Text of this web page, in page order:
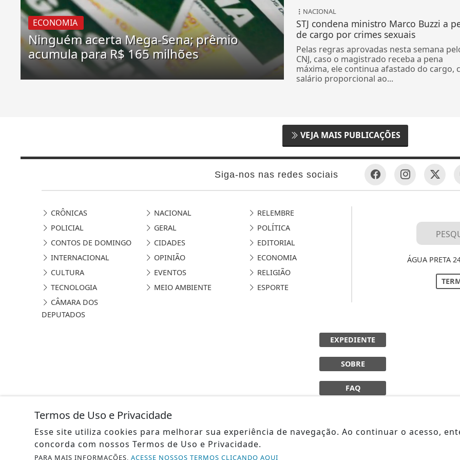
ECONOMIA
Ninguém acerta Mega-Sena; prêmio
acumula para R$ 165 milhões
NACIONAL
STJ condena ministro Marco Buzzi a
de cargo por crimes sexuais
Pelas regras aprovadas nesta semana
CNJ, caso o magistrado receba a pena
máxima, ele continua afastado do cargo,
salário proporcional ao...
VEJA MAIS PUBLICAÇÕES
Siga-nos nas redes sociais
CRÔNICAS NACIONAL
RELEMBRE
POLICIAL
GERAL
POLÍTICA
CONTOS DE DOMINGO
CIDADES
EDITORIAL
INTERNACIONAL
OPINIÃO
ECONOMIA
CULTURA
EVENTOS
RELIGIÃO
TECNOLOGIA
MEIO AMBIENTE
ESPORTE
CÂMARA DOS
DEPUTADOS
ÁGUA PRETA
EXPEDIENTE
SOBRE
FAQ
Termos de Uso e Privacidade
Esse site utiliza cookies para melhorar sua experiência de navegação. Ao continuar o acesso,
concorda com nossos Termos de Uso e Privacidade.
PARA MAIS INFORMAÇÕES,ACESSE NOSSOS TERMOS CLICANDO AQUI